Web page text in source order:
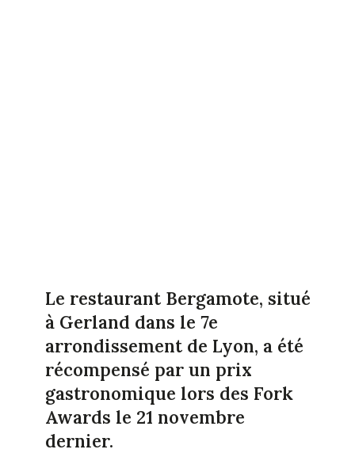
Le restaurant Bergamote, situé
à Gerland dans le 7e
arrondissement de Lyon, a été
récompensé par un prix
gastronomique lors des Fork
Awards le 21 novembre
dernier.